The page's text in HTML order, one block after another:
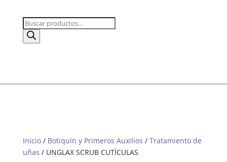
Búsqueda
de
productos
Inicio/ Botiquín y Primeros Auxilios / Tratamiento de
uñas / UNGLAX SCRUB CUTÍCULAS